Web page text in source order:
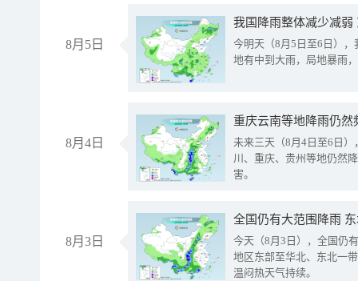
8月5日
我国降雨整体减少减弱
今明天（8月5日至6日）
地有中到大雨，局地暴雨
8月4日
重庆云南等地降雨仍然
未来三天（8月4日至6日
川、重庆、贵州等地仍然
害。
8月3日
全国仍有大范围降雨
今天（8月3日），全国仍
地区东部至华北、东北一
温闷热天气持续。